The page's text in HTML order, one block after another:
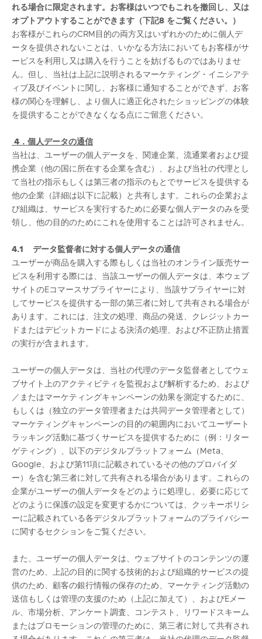
れる場合に限定されます。お客様はいつでもこれを撤回し、又は
オプトアウトすることができます（下記8 をご覧ください。）
お客様がこれらのCRM目的の両方又はいずれかのために個人デ
ータを提供されないことは、いかなる方法においてもお客様がサ
ービスを利用し又は購入を行うことを妨げるものではありませ
ん。但し、当社は上記に説明されるマーケティング・イニシアテ
ィブ及びイベントに関し、お客様に通知することができず、お客
様の関心を理解し、より個人に適正化されたショッピングの体験
を提供することができなくなる点にご留意ください。
4．個人データの通信
当社は、ユーザーの個人データを、関連企業、流通業者および提
携企業（他の国に所在する企業を含む）、および当社の代理とし
て当社の指示もしくは第三者の指示のもとでサービスを提供する
他の企業（詳細は以下に記載）と共有します。これらの企業およ
び組織は、サービスを実行するために必要な個人データのみを受
領し、他の目的のためにこれを使用することは許可されません。
4.1 データ監督者に対する個人データの通信
ユーザーが商品を購入する際もしくは当社のオンライン販売サー
ビスを利用する際には、当該ユーザーの個人データは、本ウェブ
サイトのEコマースサプライヤーにより、当該サプライヤーに対
してサービスを提供する一部の第三者に対して共有される場合が
あります。これには、注文の処理、商品の発送、クレジットカー
ドまたはデビットカードによる決済の処理、および不正防止措置
の実行が含まれます。
ユーザーの個人データは、当社の代理のデータ監督者としてウェ
ブサイト上のアクティビティを監視および解析するため、および
／またはマーケティングキャンペーンの効果を測定するために、
もしくは（独立のデータ管理者または共同データ管理者として）
マーケティングキャンペーンの目的の範囲内においてユーザート
ラッキング活動に基づくサービスを提供するために（例：リター
ゲティング）、以下のデジタルプラットフォーム（Meta、
Google、および第11項に記載されているその他のプロバイダ
ー）を含む第三者に対して共有される場合があります。これらの
企業がユーザーの個人データをどのように処理し、必要に応じて
どのように保護の設定を変更するかについては、 クッキーポリシ
ーに記載されている各デジタルプラットフォームのプライバシー
に関するセクションをご覧ください。
また、ユーザーの個人データは、ウェブサイトのコンテンツの運
営のため、上記の目的に関する技術的および組織的サービスの提
供のため、顧客の銀行情報の保存のため、マーケティング活動の
送信もしくは管理の支援のため（上記に加えて）、およびEメー
ル、市場分析、アンケート調査、コンテスト、リワードスキーム
またはプロモーションの管理のために、第三者に対して共有され